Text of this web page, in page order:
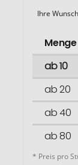
Ihre
Menge
ab 10
ab 20
ab 40
ab 80
* Preis pro